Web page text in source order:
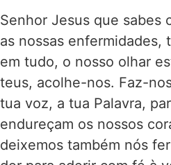
Senhor Jesus que sabes
as nossas enfermidades,
em tudo, o nosso olhar
teus, acolhe-nos. Faz-
tua voz, a tua Palavra,
endureçam os nossos
deixemos também nós